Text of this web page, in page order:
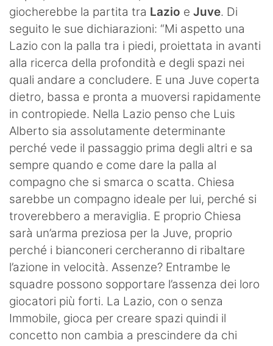
giocherebbe la partita tra Lazio e Juve. Di
seguito le sue dichiarazioni: “Mi aspetto una
Lazio con la palla tra i piedi, proiettata in avanti
alla ricerca della profondità e degli spazi nei
quali andare a concludere. E una Juve coperta
dietro, bassa e pronta a muoversi rapidamente
in contropiede. Nella Lazio penso che Luis
Alberto sia assolutamente determinante
perché vede il passaggio prima degli altri e sa
sempre quando e come dare la palla al
compagno che si smarca o scatta. Chiesa
sarebbe un compagno ideale per lui, perché si
troverebbero a meraviglia. E proprio Chiesa
sarà un’arma preziosa per la Juve, proprio
perché i bianconeri cercheranno di ribaltare
l’azione in velocità. Assenze? Entrambe le
squadre possono sopportare l’assenza dei loro
giocatori più forti. La Lazio, con o senza
Immobile, gioca per creare spazi quindi il
concetto non cambia a prescindere da chi